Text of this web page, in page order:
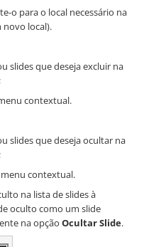
o para o local necessário na
novo local).
slides que deseja excluir na
contextual.
slides que deseja ocultar na
contextual.
na lista de slides à
oculto como um slide
na opção Ocultar Slide.